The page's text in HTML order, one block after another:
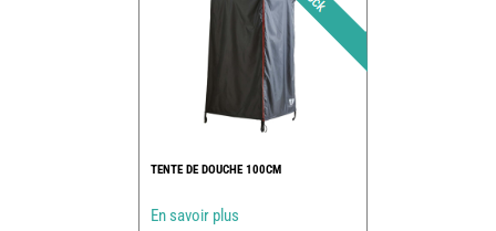
TENTE DE DOUCHE 100CM
En savoir plus